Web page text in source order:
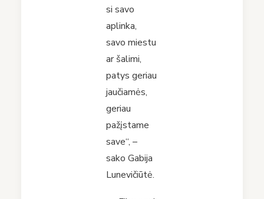
si savo
aplinka,
savo miestu
ar šalimi,
patys geriau
jaučiamės,
geriau
pažįstame
save“, –
sako Gabija
Lunevičiūtė.